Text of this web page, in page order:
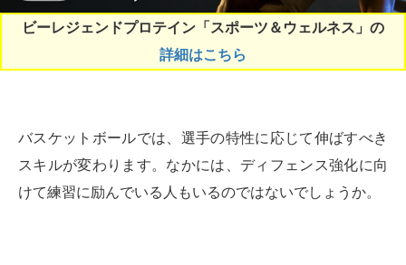
ビーレジェンドプロテイン「スポーツ＆ウェルネス」の
詳細はこちら
バスケットボールでは、選手の特性に応じて伸ばすべき
スキルが変わります。なかには、ディフェンス強化に向
けて練習に励んでいる人もいるのではないでしょうか。